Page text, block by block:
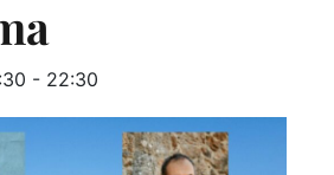
- 22:30